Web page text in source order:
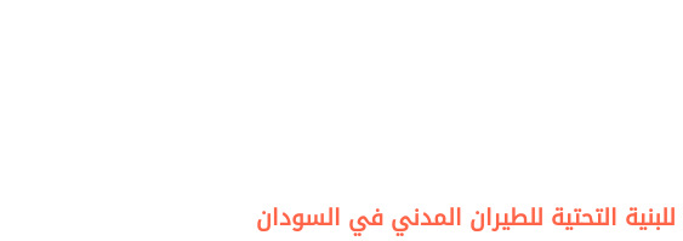
التحتية للطيران المدني في السودان